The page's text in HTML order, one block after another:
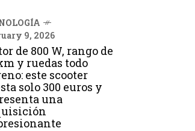
9, 2026
de 800 W, rango de
y ruedas todo
este scooter
solo 300 euros y
una